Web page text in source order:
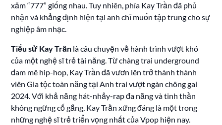
xăm “777” giống nhau. Tuy nhiên, phía Kay Trần đã phủ
nhận và khẳng định hiện tại anh chỉ muốn tập trung cho sự
nghiệp âm nhạc.
Tiểu sử Kay Trần là câu chuyện về hành trình vượt khó
của một nghệ sĩ trẻ tài năng. Từ chàng trai underground
đam mê hip-hop, Kay Trần đã vươn lên trở thành thành
viên Gia tộc toàn năng tại Anh trai vượt ngàn chông gai
2024. Với khả năng hát-nhảy-rap đa năng và tinh thần
không ngừng cố gắng, Kay Trần xứng đáng là một trong
những nghệ sĩ trẻ triển vọng nhất của Vpop hiện nay.